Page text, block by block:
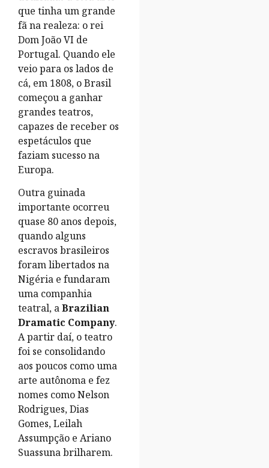
que tinha um grande
fã na realeza: o rei
Dom João VI de
Portugal. Quando ele
veio para os lados de
cá, em 1808, o Brasil
começou a ganhar
grandes teatros,
capazes de receber os
espetáculos que
faziam sucesso na
Europa.
Outra guinada
importante ocorreu
quase 80 anos depois,
quando alguns
escravos brasileiros
foram libertados na
Nigéria e fundaram
uma companhia
teatral, aBrazilian
Dramatic Company.
A partir daí, o teatro
foi se consolidando
aos poucos como uma
arte autônoma e fez
nomes como Nelson
Rodrigues, Dias
Gomes, Leilah
Assumpção e Ariano
Suassuna brilharem.